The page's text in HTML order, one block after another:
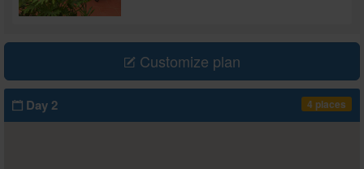
Customize plan
Day 2 4 places